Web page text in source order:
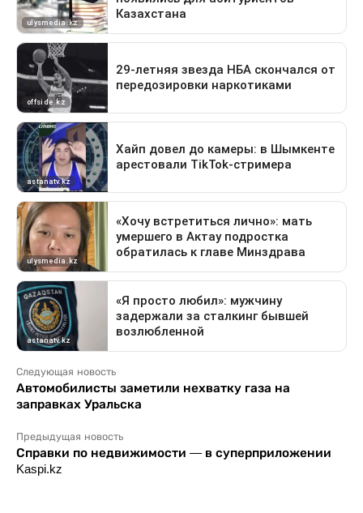
Следующая новость
Автомобилисты заметили нехватку газа на
заправках Уральска
Предыдущая новость
Справки по недвижимости — в суперприложении
Kaspi.kz